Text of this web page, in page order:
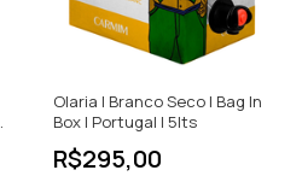
Olaria | Branco Seco | Bag In
Box | Portugal | 5lts
R$295,00